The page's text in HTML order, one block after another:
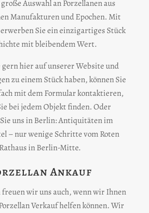
Auswahl an Porzellanen aus
Manufakturen und Epochen. Mit
Sie ein einzigartiges Stück
mit bleibendem Wert.
gern hier auf unserer Website und
zu einem Stück haben, können Sie
mit dem Formular kontaktieren,
bei jedem Objekt finden. Oder
uns in Berlin: Antiquitäten im
– nur wenige Schritte vom Roten
Rathaus in Berlin-Mitte.
Ankauf
wir uns auch, wenn wir Ihnen
Verkauf helfen können. Wir